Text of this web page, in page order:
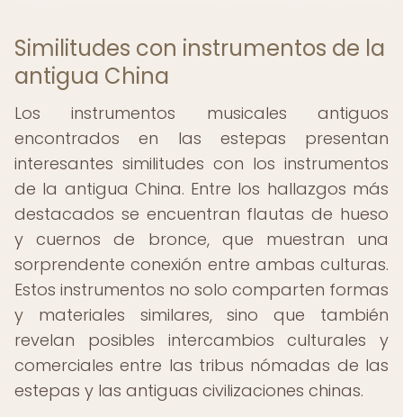
Similitudes con instrumentos de la
antigua China
Los instrumentos musicales antiguos
encontrados en las estepas presentan
interesantes similitudes con los instrumentos
de la antigua China. Entre los hallazgos más
destacados se encuentran flautas de hueso
y cuernos de bronce, que muestran una
sorprendente conexión entre ambas culturas.
Estos instrumentos no solo comparten formas
y materiales similares, sino que también
revelan posibles intercambios culturales y
comerciales entre las tribus nómadas de las
estepas y las antiguas civilizaciones chinas.